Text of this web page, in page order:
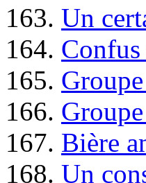
163. Un
164. Confus
165.
166.
167. Bière
168. Un